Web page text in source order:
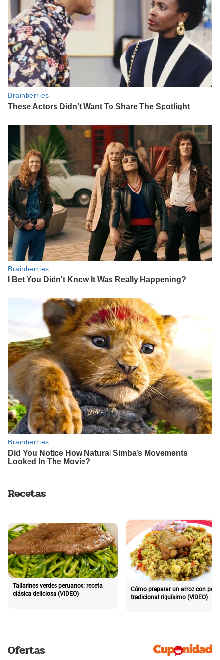
Recetas
Tallarines verdes peruanos: receta
clásica deliciosa (VIDEO)
Cómo preparar un arroz con pollo
tradicional riquísimo (VIDEO)
Ofertas